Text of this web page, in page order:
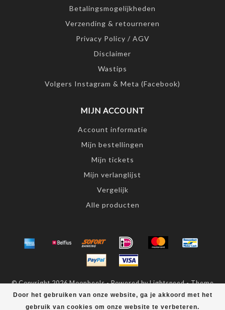
Door het gebruiken van onze website, ga je akkoord met het
gebruik van cookies om onze website te verbeteren.
Betalingsmogelijkheden
Verzending & retourneren
Privacy Policy / AGV
Disclaimer
Wastips
Volgers Instagram & Meta (Facebook)
MIJN ACCOUNT
Account informatie
Mijn bestellingen
Mijn tickets
Mijn verlanglijst
Vergelijk
Alle producten
© Copyright 2026 Moonheels - Powered byLightspeed- Theme
byDyvelopment